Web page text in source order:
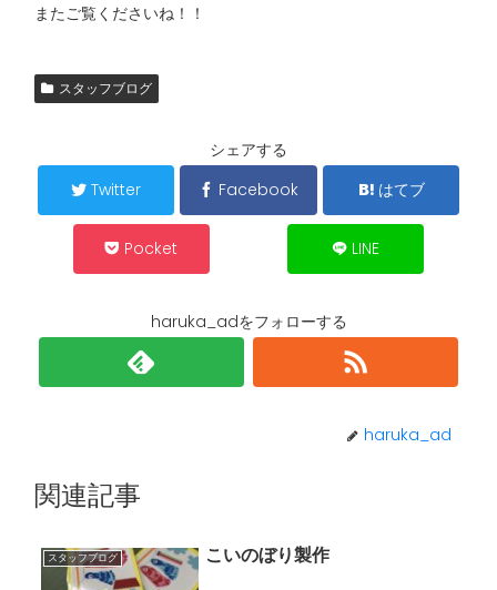
またご覧くださいね！！
スタッフブログ
シェアする
Twitter
Facebook はてブ
Pocket LINE
haruka_adをフォローする
haruka_ad
関連記事
スタッフブログ こいのぼり製作